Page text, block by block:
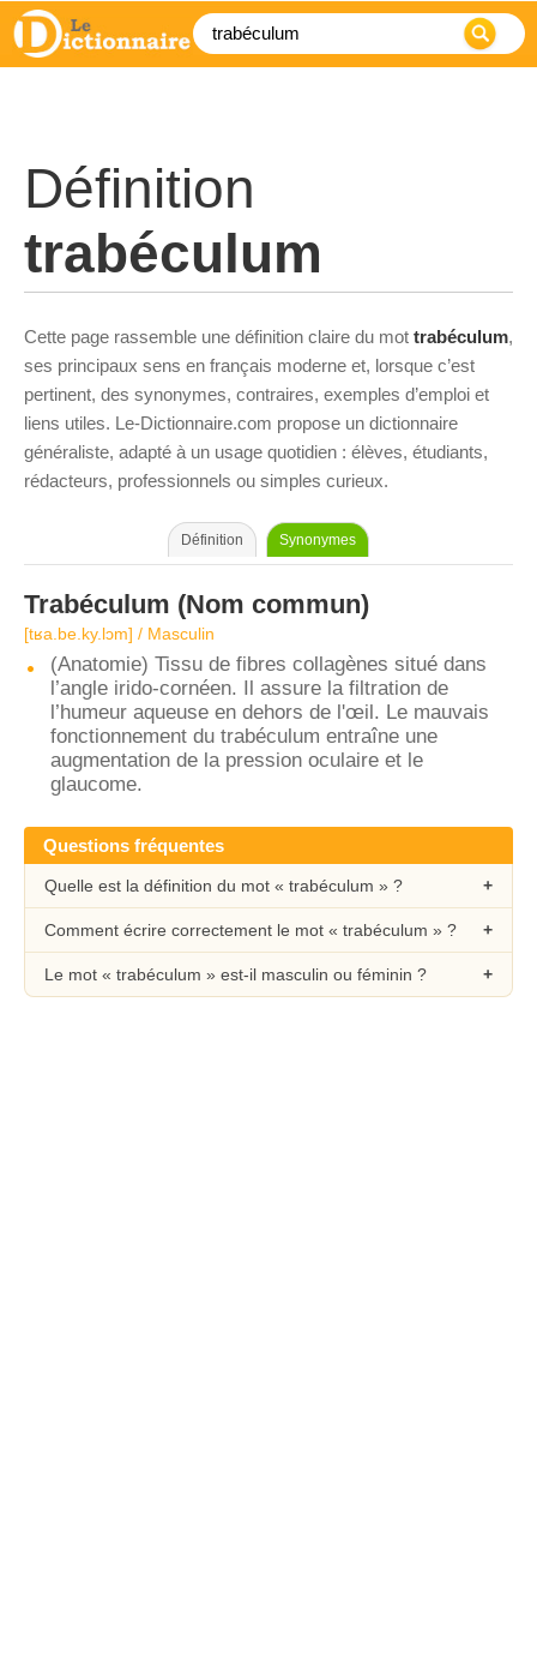
Définition
trabéculum
Cette page rassemble une définition claire du mot trabéculum,
ses principaux sens en français moderne et, lorsque c’est
pertinent, des synonymes, contraires, exemples d’emploi et
liens utiles. Le-Dictionnaire.com propose un dictionnaire
généraliste, adapté à un usage quotidien : élèves, étudiants,
rédacteurs, professionnels ou simples curieux.
Définition Synonymes
Trabéculum (Nom commun)
[tʁa.be.ky.lɔm] / Masculin
(Anatomie) Tissu de fibres collagènes situé dans
l’angle irido-cornéen. Il assure la filtration de
l’humeur aqueuse en dehors de l'œil. Le mauvais
fonctionnement du trabéculum entraîne une
augmentation de la pression oculaire et le
glaucome.
Questions fréquentes
Quelle est la définition du mot « trabéculum » ?
Comment écrire correctement le mot « trabéculum » ?
Le mot « trabéculum » est-il masculin ou féminin ?